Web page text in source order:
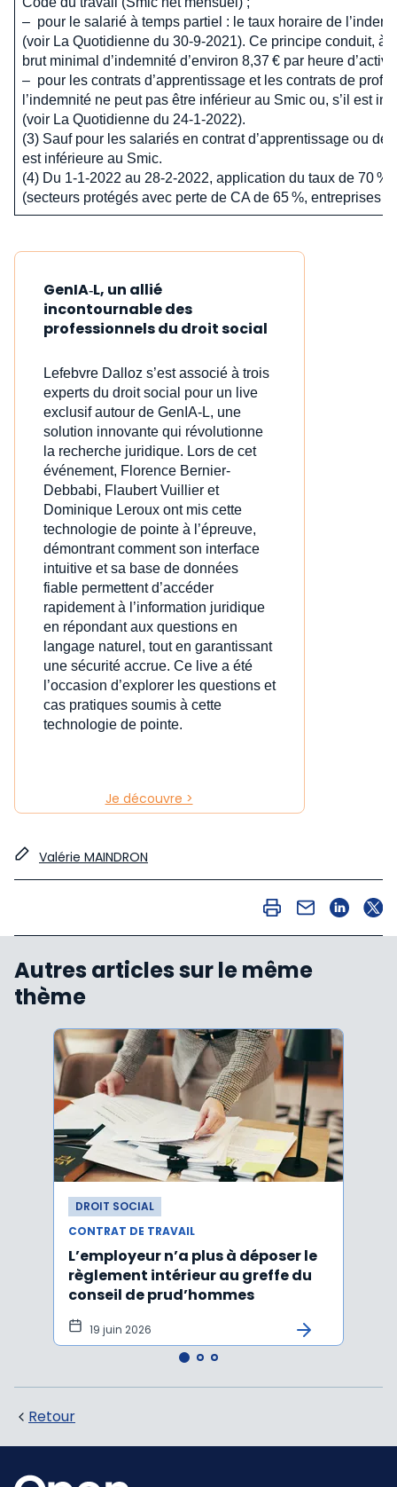
– pour le salarié à temps partiel : le taux horaire de
(voir La Quotidienne du 30-9-2021). Ce principe conduit, à
brut minimal d’indemnité d’environ 8,37 € par heure
– pour les contrats d’apprentissage et les contrats de
l’indemnité ne peut pas être inférieur au Smic ou, s’il est
(voir La Quotidienne du 24-1-2022).
(3) Sauf pour les salariés en contrat d’apprentissage ou
est inférieure au Smic.
(4) Du 1-1-2022 au 28-2-2022, application du taux de 70
(secteurs protégés avec perte de CA de 65 %, entreprises
GenIA‑L, un allié
incontournable des
professionnels du droit social
Lefebvre Dalloz s’est associé à trois
experts du droit social pour un live
exclusif autour de GenIA‑L, une
solution innovante qui révolutionne
la recherche juridique. Lors de cet
événement, Florence Bernier-
Debbabi, Flaubert Vuillier et
Dominique Leroux ont mis cette
technologie de pointe à l’épreuve,
démontrant comment son interface
intuitive et sa base de données
fiable permettent d’accéder
rapidement à l’information juridique
en répondant aux questions en
langage naturel, tout en garantissant
une sécurité accrue. Ce live a été
l’occasion d’explorer les questions et
cas pratiques soumis à cette
technologie de pointe.
Je découvre >
Valérie MAINDRON
Autres articles sur le même
thème
DROIT SOCIAL
CONTRAT DE TRAVAIL
L’employeur n’a plus à déposer le
règlement intérieur au greffe du
conseil de prud’hommes
19 juin 2026
Retour